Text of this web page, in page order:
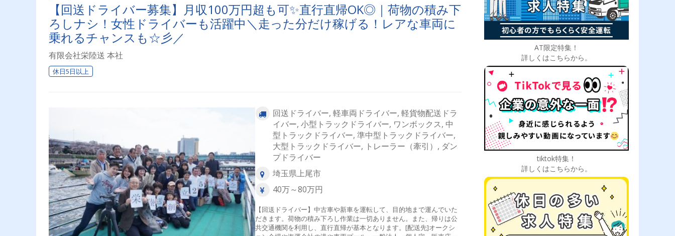
【回送ドライバー募集】月収100万円超も可✨直行直帰OK◎｜荷物の積み下
ろしナシ！女性ドライバーも活躍中＼走った分だけ稼げる！レアな車両に
乗れるチャンスも☆彡／
有限会社栄陸送 本社
休日5日以上
回送ドライバー, 軽車両ドライバー, 軽貨物配送ドラ
イバー, 小型トラックドライバー, ワンボックス, 中
型トラックドライバー, 準中型トラックドライバー,
大型トラックドライバー, トレーラー（牽引）, ダン
プドライバー
埼玉県上尾市
40万～80万円
【回送ドライバー】中古車や新車を運転して、目的地まで運んでいた
だきます。荷物の積み下ろし作業は一切ありません。また、帰りは公
共交通機関を利用し、直行直帰が基本となります。[配送先]オークシ
AT限定特集！
詳しくはこちらから。
tiktok特集！
詳しくはこちらから。